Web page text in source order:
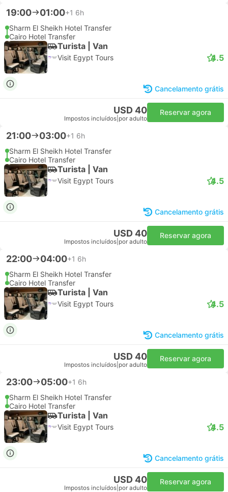
19:00 01:00+1 6h
Sharm El Sheikh Hotel Transfer
Cairo Hotel Transfer
Turista | Van
Visit Egypt Tours 4.5
Cancelamento grátis
USD 40
Impostos incluídos por adulto
Reservar agora
21:00 03:00+1 6h
Sharm El Sheikh Hotel Transfer
Cairo Hotel Transfer
Turista | Van
Visit Egypt Tours 4.5
Cancelamento grátis
USD 40
Impostos incluídos por adulto
Reservar agora
22:00 04:00+1 6h
Sharm El Sheikh Hotel Transfer
Cairo Hotel Transfer
Turista | Van
Visit Egypt Tours 4.5
Cancelamento grátis
USD 40
Impostos incluídos por adulto
Reservar agora
23:00 05:00+1 6h
Sharm El Sheikh Hotel Transfer
Cairo Hotel Transfer
Turista | Van
Visit Egypt Tours 4.5
Cancelamento grátis
USD 40
Impostos incluídos por adulto
Reservar agora